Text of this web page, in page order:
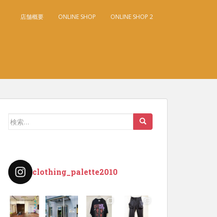
店舗概要 ONLINE SHOP ONLINE SHOP 2
検
clothing_palette2010